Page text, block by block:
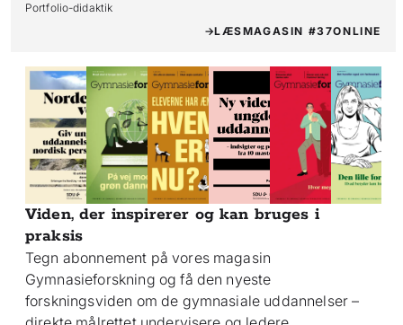
Portfolio-didaktik
LÆSMAGASIN #37ONLINE
Viden, der inspirerer og kan bruges i
praksis
Tegn abonnement på vores magasin
Gymnasieforskning og få den nyeste
forskningsviden om de gymnasiale uddannelser –